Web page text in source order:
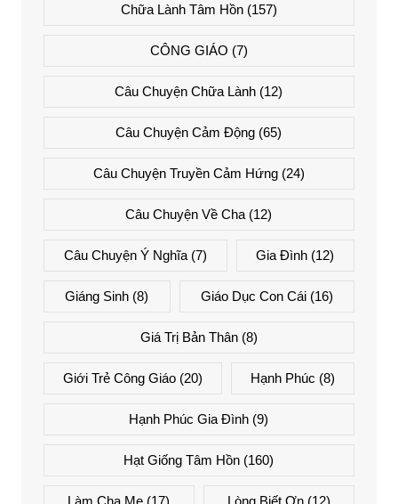
Chữa Lành Tâm Hồn(157)
CÔNG GIÁO (7)
Câu Chuyện Chữa Lành (12)
Câu Chuyện Cảm Động (65)
Câu Chuyện Truyền Cảm Hứng(24)
Câu Chuyện Về Cha (12)
Câu Chuyện Ý Nghĩa(7) Gia Đình (12)
Giáng Sinh (8) Giáo Dục Con Cái(16)
Giá Trị Bản Thân(8)
Giới Trẻ Công Giáo(20) Hạnh Phúc (8)
Hạnh Phúc Gia Đình (9)
Hạt Giống Tâm Hồn (160)
Làm Cha Mẹ (17) Lòng Biết Ơn(12)